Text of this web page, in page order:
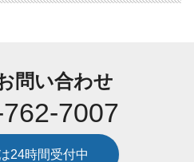
問い合わせ
7007
24時間受付中